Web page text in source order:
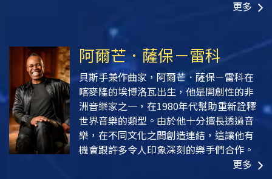
更多
阿爾芒．薩保－雷科
貝斯手兼作曲家，阿爾芒．薩保－雷科在
喀麥隆的埃博洛瓦出生，他是開創性的非
洲音樂家之一，在1980年代幫助重新詮釋
世界音樂的類型。由於他十分擅長透過音
樂，在不同文化之間創造連結，這讓他有
機會跟許多令人印象深刻的樂手們合作。
更多